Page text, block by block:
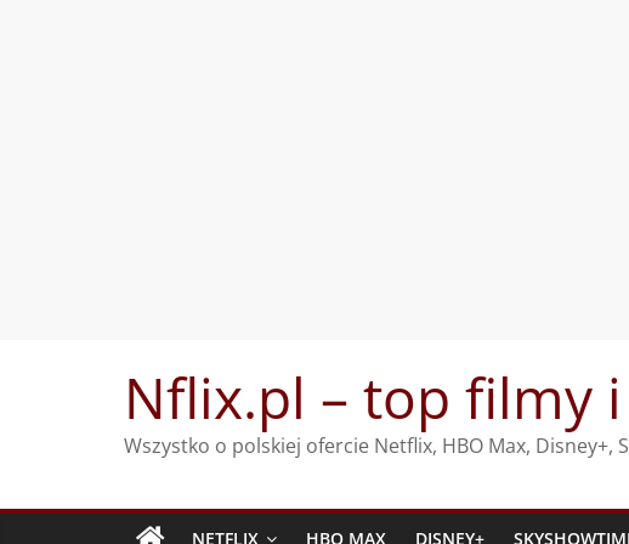
Nflix.pl – top filmy
Wszystko o polskiej ofercie Netflix, HBO Max, Disney+,
NETFLIX HBO MAX DISNEY+